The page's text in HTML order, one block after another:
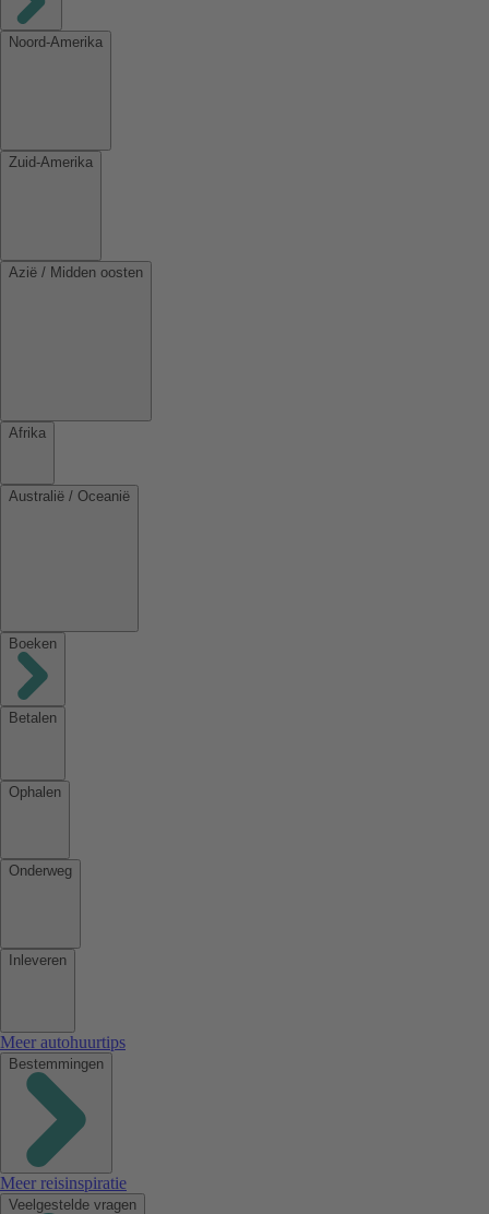
Noord-Amerika
Zuid-Amerika
Azië / Midden oosten
Afrika
Australië / Oceanië
Boeken
Betalen
Ophalen
Onderweg
Inleveren
Meer autohuurtips
Bestemmingen
Meer reisinspiratie
Veelgestelde vragen